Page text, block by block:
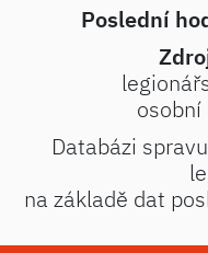
Poslední
Databázi
na základě dat